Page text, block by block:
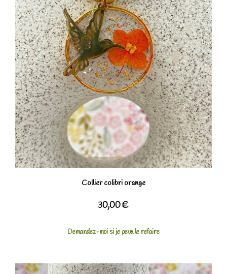
Collier colibri orange
30,00€
Demandez-moi si je peux le refaire